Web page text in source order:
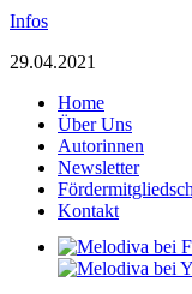
Infos
29.04.2021
Home
Über Uns
Autorinnen
Newsletter
Kontakt